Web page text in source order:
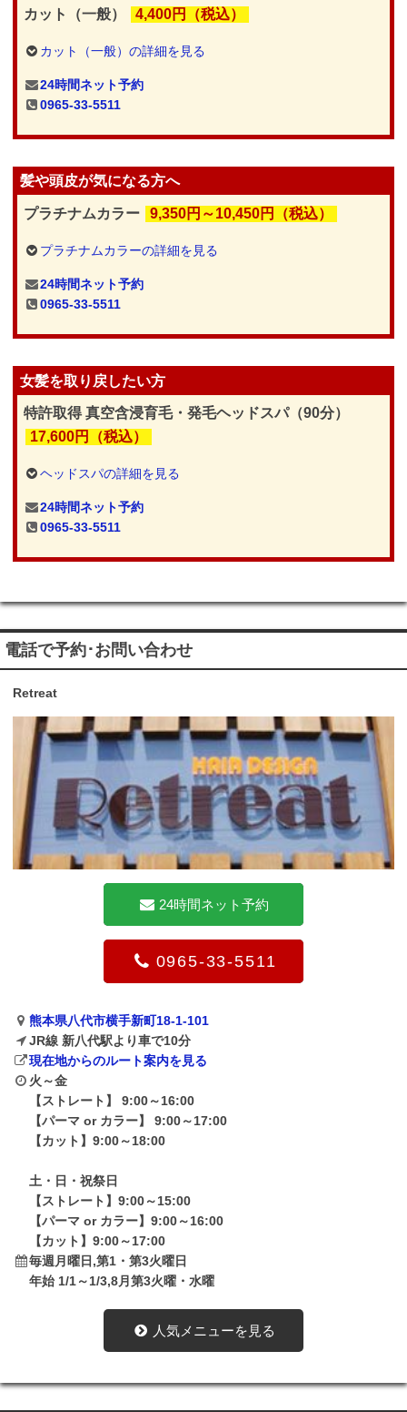
カット（一般） 4,400円（税込）
カット（一般）の詳細を見る
24時間ネット予約
0965-33-5511
髪や頭皮が気になる方へ
プラチナムカラー 9,350円～10,450円（税込）
プラチナムカラーの詳細を見る
24時間ネット予約
0965-33-5511
女髪を取り戻したい方
特許取得 真空含浸育毛・発毛ヘッドスパ（90分）
17,600円（税込）
ヘッドスパの詳細を見る
24時間ネット予約
0965-33-5511
電話で予約･お問い合わせ
Retreat
24時間ネット予約
0965-33-5511
熊本県八代市横手新町18-1-101
JR線 新八代駅より車で10分
現在地からのルート案内を見る
火～金
【ストレート】 9:00～16:00
【パーマ or カラー】 9:00～17:00
【カット】9:00～18:00
土・日・祝祭日
【ストレート】9:00～15:00
【パーマ or カラー】9:00～16:00
【カット】9:00～17:00
毎週月曜日,第1・第3火曜日
年始 1/1～1/3,8月第3火曜・水曜
人気メニューを見る